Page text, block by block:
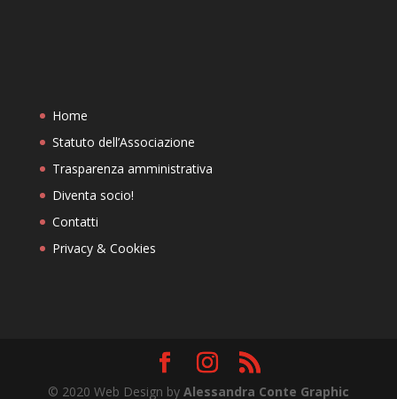
Home
Statuto dell’Associazione
Trasparenza amministrativa
Diventa socio!
Contatti
Privacy & Cookies
© 2020 Web Design by Alessandra Conte Graphic